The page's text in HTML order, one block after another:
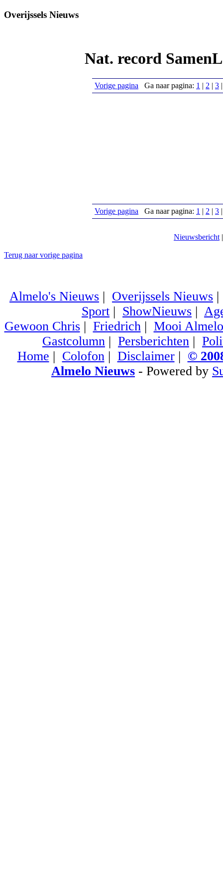
Overijssels Nieuws
Nat. record
Vorige pagina Ga naar pagina: 1 | 2 | 3
Vorige pagina Ga naar pagina: 1 | 2 | 3
Nieuwsbericht
Terug naar vorige pagina
Almelo's Nieuws | Overijssels Nieuws
Sport | ShowNieuws |
Gewoon Chris| Friedrich| Mooi Almelo
Gastcolumn | Persberichten |
Home | Colofon| Disclaimer| ©
Almelo Nieuws - Powered by